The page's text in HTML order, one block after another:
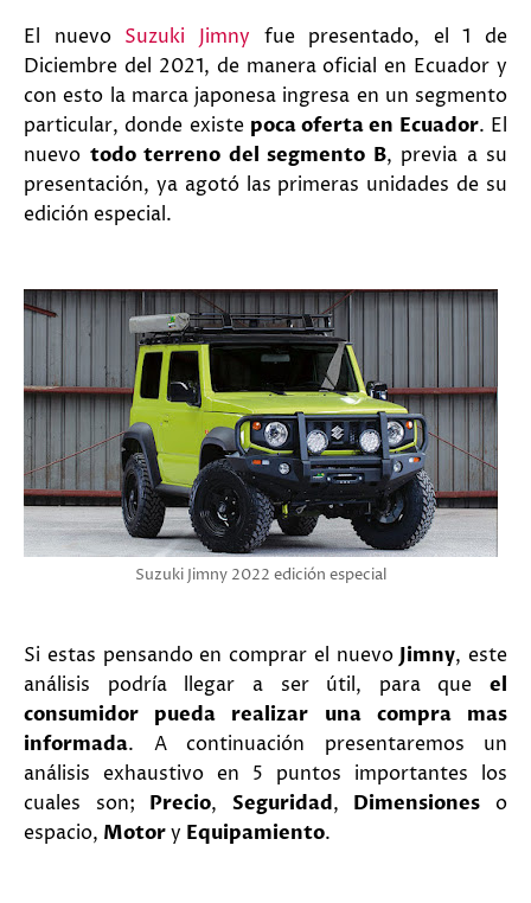
El nuevo Suzuki Jimny fue presentado, el 1 de
Diciembre del 2021, de manera oficial en Ecuador y
con esto la marca japonesa ingresa en un segmento
particular, donde existe poca oferta en Ecuador. El
nuevo todo terreno del segmento B, previa a su
presentación, ya agotó las primeras unidades de su
edición especial.
Suzuki Jimny 2022 edición especial
Si estas pensando en comprar el nuevoJimny, este
análisis podría llegar a ser útil, para que el
consumidor pueda realizar una compra mas
informada. A continuación presentaremos un
análisis exhaustivo en 5 puntos importantes los
cuales son; Precio, Seguridad, Dimensiones o
espacio, Motory Equipamiento.